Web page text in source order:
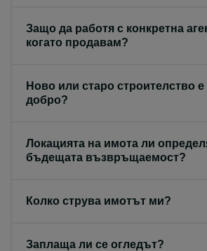
Защо да работя с конкретна
когато продавам?
Ново или старо строителство е
добро?
Локацията на имота ли
бъдещата възвръщаемост?
Колко струва имотът ми?
Заплаща ли се огледът?